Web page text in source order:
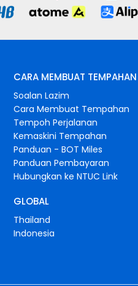
CARA MEMBUAT TEMPAHAN
Soalan Lazim
Cara Membuat Tempahan
Tempoh Perjalanan
Kemaskini Tempahan
Panduan - BOT Miles
Panduan Pembayaran
Hubungkan ke NTUC Link
GLOBAL
Thailand
Indonesia